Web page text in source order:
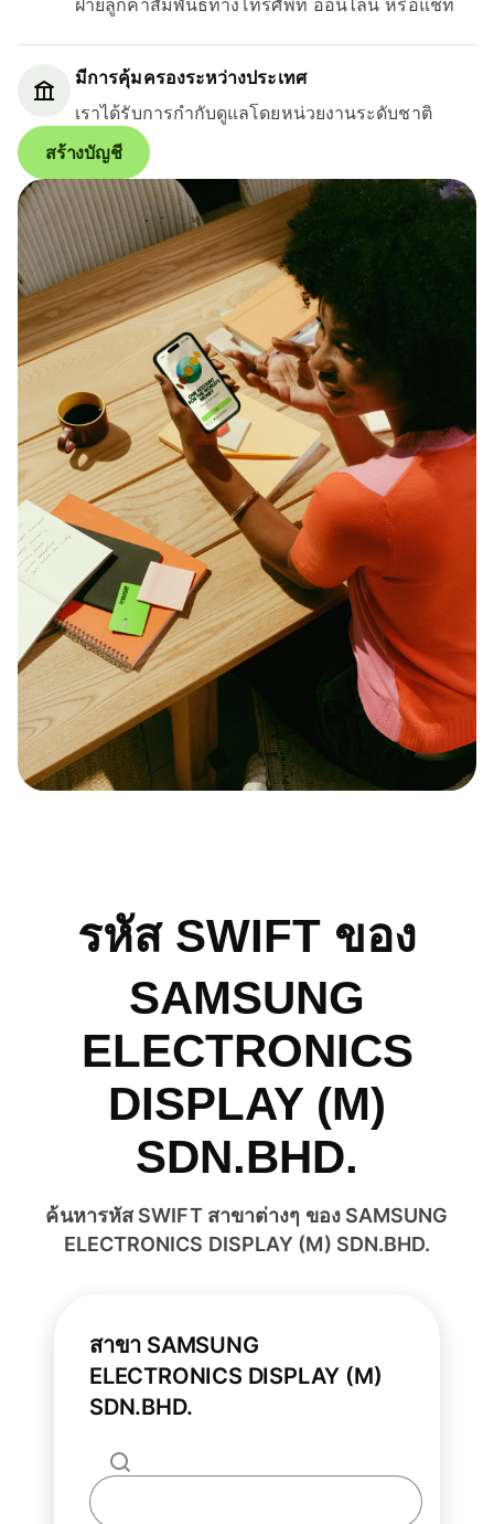
ฝ่ายลูกค้าสัมพันธ์ทางโทรศัพท์ ออนไลน์ หรือแชท
มีการคุ้มครองระหว่างประเทศ
เราได้รับการกำกับดูแลโดยหน่วยงานระดับชาติ
สร้างบัญชี
รหัส SWIFT ของ
SAMSUNG
ELECTRONICS
DISPLAY (M)
SDN.BHD.
ค้นหารหัส SWIFT สาขาต่างๆ ของ SAMSUNG
ELECTRONICS DISPLAY (M) SDN.BHD.
สาขา SAMSUNG
ELECTRONICS DISPLAY (M)
SDN.BHD.